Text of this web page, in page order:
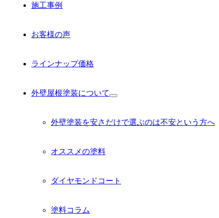
施工事例
お客様の声
ラインナップ価格
外壁屋根塗装について
サ
ニ
外壁塗装を安さだけで選ぶのは不安という方へ
オススメの塗料
ダイヤモンドコート
塗料コラム